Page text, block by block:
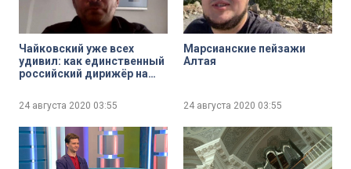
Чайковский уже всех
удивил: как единственный
российский дирижёр на
готовится к выступлению
24 августа 2020 03:55
Марсианские пейзажи
Алтая
24 августа 2020 03:55